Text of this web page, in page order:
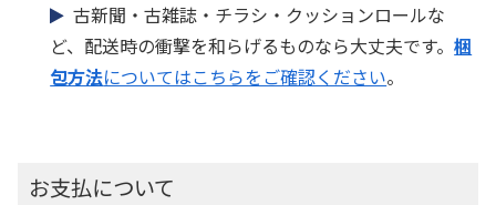
古新聞・古雑誌・チラシ・クッションロールな
ど、配送時の衝撃を和らげるものなら大丈夫です。梱
包方法についてはこちらをご確認ください。
お支払について